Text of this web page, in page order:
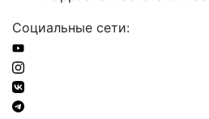
Социальные сети: